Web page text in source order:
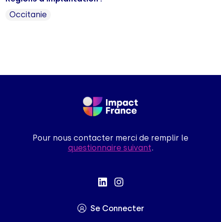
Occitanie
Pour nous contacter merci de remplir le
questionnaire suivant.
Se Connecter